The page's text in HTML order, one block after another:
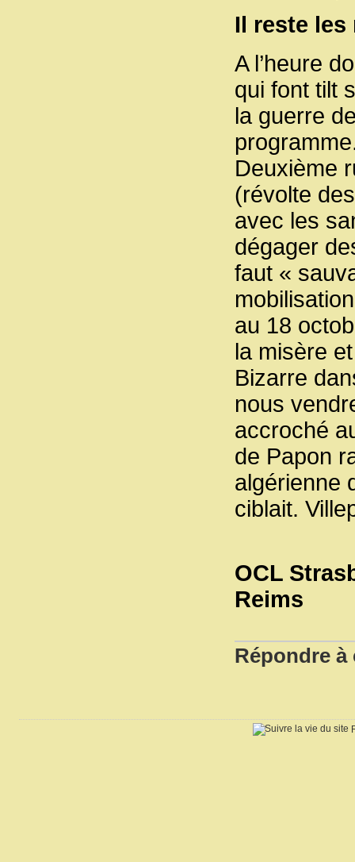
Il reste
A l’heure
qui font tilt
la guerre
Deuxième
(révolte
avec les
dégager
faut «
au 18
la misère
Bizarre
nous
accroché
de Papon
algérienne
ciblait.
OCL
Reims
Répondre à